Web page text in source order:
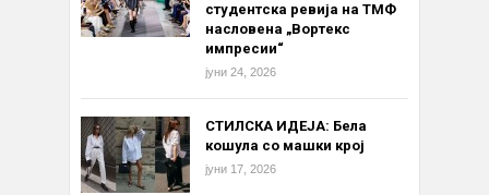
студентска ревија на ТМФ
насловена „Вортекс
импресии“
јуни 24, 2026
СТИЛСКА ИДЕЈА: Бела
кошула со машки крој
јуни 17, 2026